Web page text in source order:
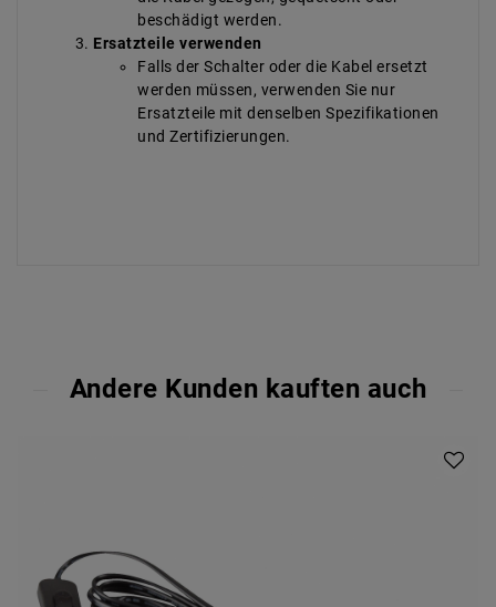
beschädigt werden.
Ersatzteile verwenden
Falls der Schalter oder die Kabel ersetzt
werden müssen, verwenden Sie nur
Ersatzteile mit denselben Spezifikationen
und Zertifizierungen.
Andere Kunden kauften auch